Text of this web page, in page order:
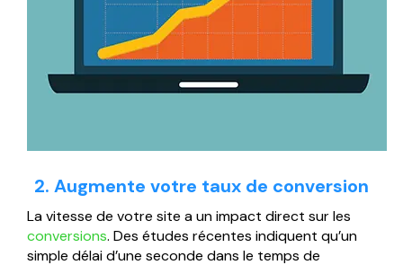
2. Augmente votre taux de conversion
La vitesse de votre site a un impact direct sur les
conversions. Des études récentes indiquent qu’un
simple délai d’une seconde dans le temps de